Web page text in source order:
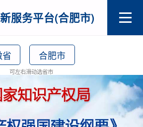
服务平台(合肥市)
省 合肥市
可左右滑动选省市